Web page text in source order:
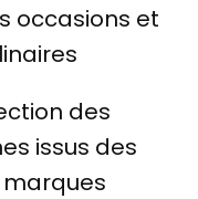
occasions et
des
issus des